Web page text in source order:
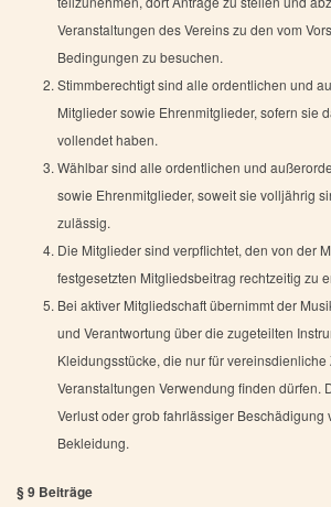
Veranstaltungen des Vereins zu den vom
Bedingungen zu besuchen.
Stimmberechtigt sind alle ordentlichen und
Mitglieder sowie Ehrenmitglieder, sofern sie
vollendet haben.
Wählbar sind alle ordentlichen und
sowie Ehrenmitglieder, soweit sie volljährig
zulässig.
Die Mitglieder sind verpflichtet, den von der
festgesetzten Mitgliedsbeitrag rechtzeitig zu
Bei aktiver Mitgliedschaft übernimmt der
und Verantwortung über die zugeteilten
Kleidungsstücke, die nur für vereinsdienliche
Veranstaltungen Verwendung finden dürfen.
Verlust oder grob fahrlässiger Beschädigung
Bekleidung.
§ 9 Beiträge